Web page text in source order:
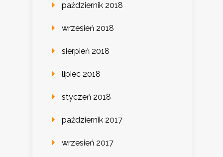
październik 2018
wrzesień 2018
sierpień 2018
lipiec 2018
styczeń 2018
październik 2017
wrzesień 2017